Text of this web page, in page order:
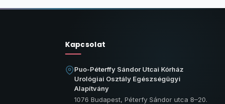
Kapcsolat
Puo-Péterffy Sándor Utcai Kórház
Urológiai Osztály Egészségügyi
Alapítvány
1076 Budapest, Péterfy Sándor utca 8–20.